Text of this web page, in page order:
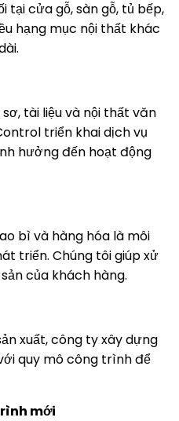
tại cửa gỗ, sàn gỗ, tủ bếp,
hạng mục nội thất khác
tài liệu và nội thất văn
triển khai dịch vụ
hưởng đến hoạt động
bì và hàng hóa là môi
triển. Chúng tôi giúp xử
của khách hàng.
xuất, công ty xây dựng
quy mô công trình để
mới